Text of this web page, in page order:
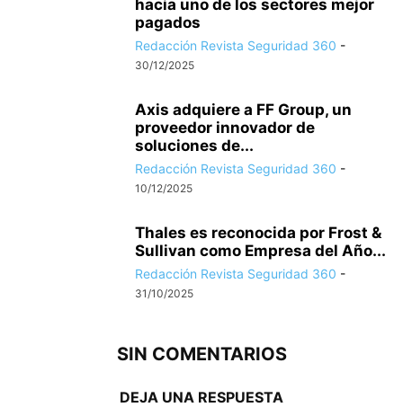
hacia uno de los sectores mejor
pagados
Redacción Revista Seguridad 360 -
30/12/2025
Axis adquiere a FF Group, un
proveedor innovador de
soluciones de...
Redacción Revista Seguridad 360 -
10/12/2025
Thales es reconocida por Frost &
Sullivan como Empresa del Año...
Redacción Revista Seguridad 360 -
31/10/2025
SIN COMENTARIOS
DEJA UNA RESPUESTA